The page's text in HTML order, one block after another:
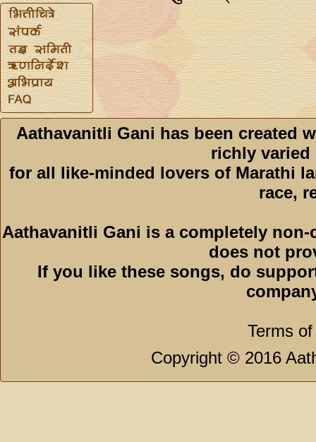
Aathavanitli Gani has been created
richly varied
for all like-minded lovers of Marathi
race,
Aathavanitli Gani is a completely
does not
If you like these songs, do
Terms
Copyright © 2016